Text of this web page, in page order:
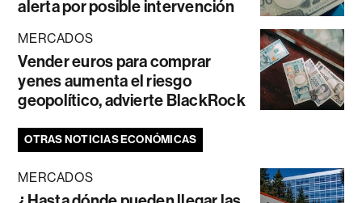
alerta por posible intervención
MERCADOS
Vender euros para comprar
yenes aumenta el riesgo
geopolítico, advierte BlackRock
OTRAS NOTICIAS ECONÓMICAS
MERCADOS